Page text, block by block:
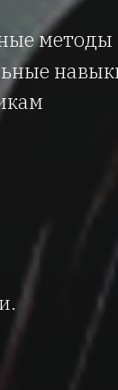
методы